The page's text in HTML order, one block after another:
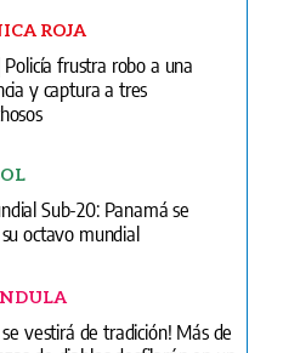
ROJA
Policía frustra robo a una
y captura a tres
Sub-20: Panamá se
octavo mundial
se vestirá de tradición! Más de